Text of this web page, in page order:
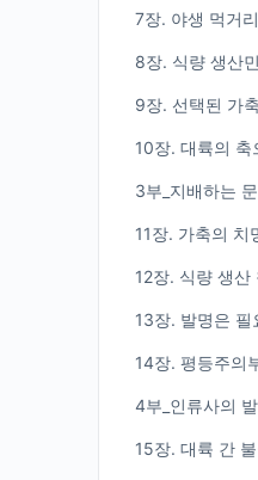
7장. 야생 먹거
8장. 식량 생산
9장. 선택된 가
10장. 대륙의 축
3부_지배하는
11장. 가축의 치
12장. 식량 생산
13장. 발명은 필
14장. 평등주의
4부_인류사의
15장. 대륙 간